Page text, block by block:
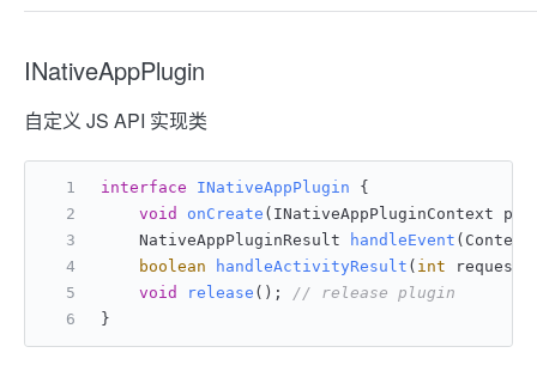
INativeAppPlugin
自定义 JS API 实现类
interface INativeAppPlugin {
void
onCreate (INativeAppPluginContext
    NativeAppPluginResult
handleEvent
boolean
handleActivityResult ( int
void
release () ; // release plugin
}